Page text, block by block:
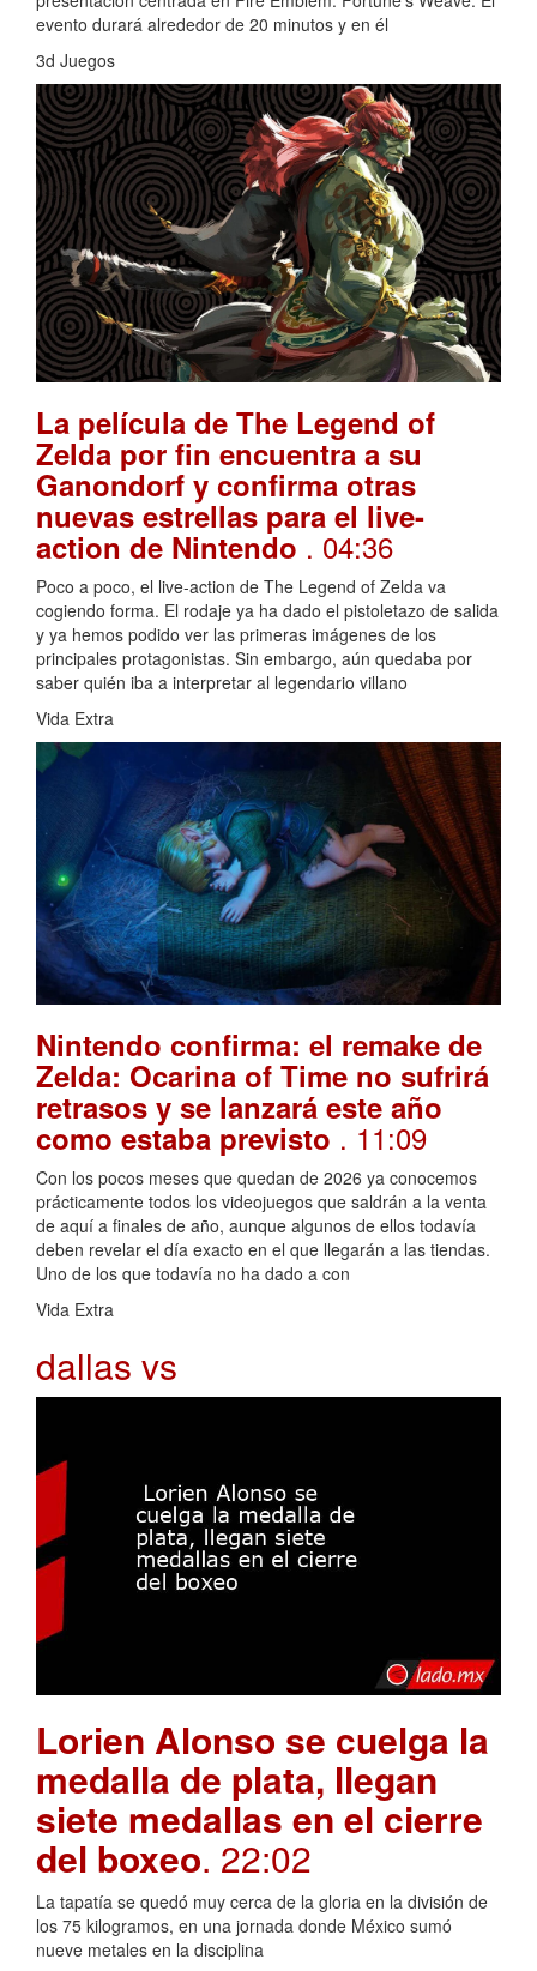
evento durará alrededor de 20 minutos y en él
3d Juegos
La película de The Legend of
Zelda por fin encuentra a su
Ganondorf y confirma otras
nuevas estrellas para el live-
action de Nintendo . 04:36
Poco a poco, el live-action de The Legend of Zelda va
cogiendo forma. El rodaje ya ha dado el pistoletazo de salida
y ya hemos podido ver las primeras imágenes de los
principales protagonistas. Sin embargo, aún quedaba por
saber quién iba a interpretar al legendario villano
Vida Extra
Nintendo confirma: el remake de
Zelda: Ocarina of Time no sufrirá
retrasos y se lanzará este año
como estaba previsto . 11:09
Con los pocos meses que quedan de 2026 ya conocemos
prácticamente todos los videojuegos que saldrán a la venta
de aquí a finales de año, aunque algunos de ellos todavía
deben revelar el día exacto en el que llegarán a las tiendas.
Uno de los que todavía no ha dado a con
Vida Extra
dallas vs
Lorien Alonso se cuelga la
medalla de plata, llegan
siete medallas en el cierre
del boxeo. 22:02
La tapatía se quedó muy cerca de la gloria en la división de
los 75 kilogramos, en una jornada donde México sumó
nueve metales en la disciplina